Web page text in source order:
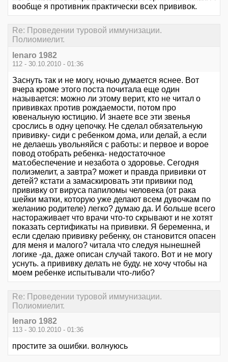
вообще я противник практически всех прививок.
Re: Проведении туровой иммунизации.
Полиомиелит.
lenaro 1982
112 - 30.10.2010 - 01:36
Заснуть так и не могу, ночью думается яснее. Вот
вчера кроме этого поста почитала еще один
называется: можно ли этому верит, кто не читал о
прививках против рождаемости, потом про
ювенальную юстицию. И знаете все эти звенья
срослись в одну цепочку. Не сделал обязательную
прививку- сиди с ребенком дома, или делай, а если
не делаешь увольняйся с работы: и первое и ворое
повод отобрать ребенка- недостаточное
мат.обеспечение и незабота о здоровье. Сегодня
полиэмелит, а завтра? может и правда прививки от
детей? кстати а замаскировать эти привики под
прививку от вируса папиломы человека (от рака
шейки матки, которую уже делают всем дувочкам по
желанию родителе) легко? думаю да. И больше всего
настораживает что врачи что-то скрывают и не хотят
показать сертификаты на прививки. Я беременна, и
если сделаю прививку ребенку, он становится опасен
для меня и малого? читала что следуя нынешней
логике -да, даже описан случай такого. Вот и не могу
уснуть. а прививку делать не буду. не хочу чтобы на
моем ребенке испытывали что-либо?
Re: Проведении туровой иммунизации.
Полиомиелит.
lenaro 1982
113 - 30.10.2010 - 01:36
простите за ошибки. волнуюсь